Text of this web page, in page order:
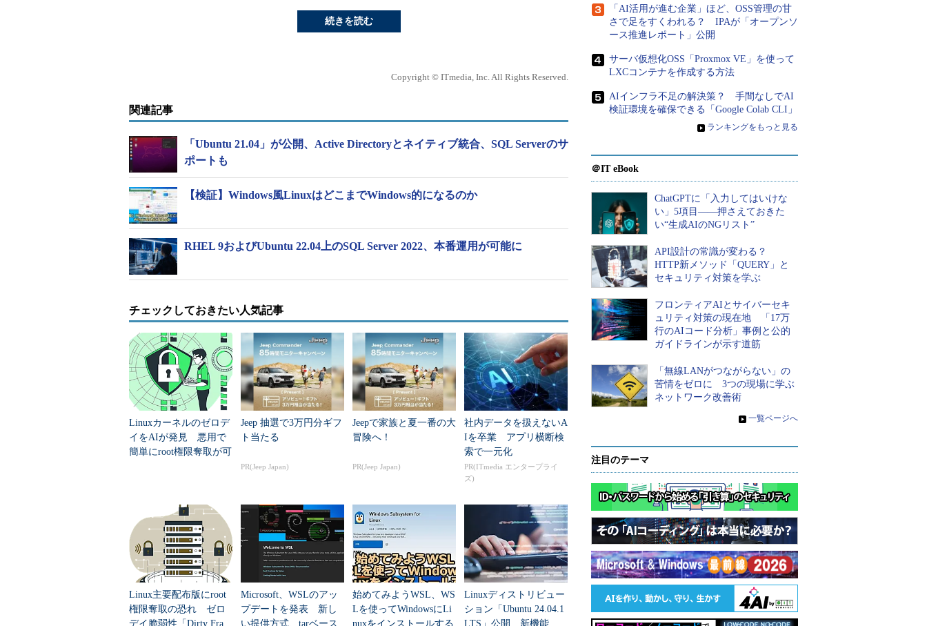
続きを読む
Copyright © ITmedia, Inc. All Rights Reserved.
関連記事
「Ubuntu 21.04」が公開、Active Directoryとネイティブ統合、SQL Serverのサ
ポートも
【検証】Windows風LinuxはどこまでWindows的になるのか
RHEL 9およびUbuntu 22.04上のSQL Server 2022、本番運用が可能に
チェックしておきたい人気記事
Linuxカーネルのゼロデ
イをAIが発見 悪用で
簡単にroot権限奪取が可
Jeep 抽選で3万円分ギフ
ト当たる
PR(Jeep Japan)
Jeepで家族と夏一番の大
冒険へ！
PR(Jeep Japan)
社内データを扱えないA
Iを卒業 アプリ横断検
索で一元化
PR(ITmedia エンタープライ
ズ)
Linux主要配布版にroot
権限奪取の恐れ ゼロ
デイ脆弱性「Dirty Fra
Microsoft、WSLのアッ
プデートを発表 新し
い提供方式、tarベース
始めてみようWSL、WS
Lを使ってWindowsにLi
nuxをインストールする
Linuxディストリビュー
ション「Ubuntu 24.04.1
LTS」公開 新機能
「AI活用が進む企業」ほど、OSS管理の甘
さで足をすくわれる？ IPAが「オープンソ
ース推進レポート」公開
サーバ仮想化OSS「Proxmox VE」を使って
LXCコンテナを作成する方法
AIインフラ不足の解決策？ 手間なしでAI
検証環境を確保できる「Google Colab CLI」
» ランキングをもっと見る
＠IT eBook
ChatGPTに「入力してはいけな
い」5項目――押さえておきた
い“生成AIのNGリスト”
API設計の常識が変わる？
HTTP新メソッド「QUERY」と
セキュリティ対策を学ぶ
フロンティアAIとサイバーセキ
ュリティ対策の現在地 「17万
行のAIコード分析」事例と公的
ガイドラインが示す道筋
「無線LANがつながらない」の
苦情をゼロに 3つの現場に学ぶ
ネットワーク改善術
» 一覧ページへ
注目のテーマ